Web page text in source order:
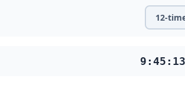
12-
9:45:14